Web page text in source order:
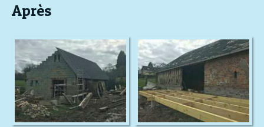
Après